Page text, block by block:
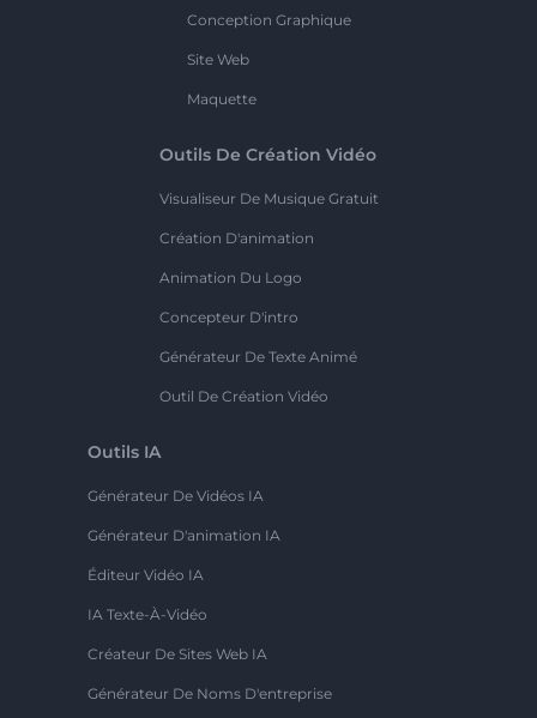
Conception Graphique
Site Web
Maquette
Outils De Création Vidéo
Visualiseur De Musique Gratuit
Création D'animation
Animation Du Logo
Concepteur D'intro
Générateur De Texte Animé
Outil De Création Vidéo
Outils IA
Générateur De Vidéos IA
Générateur D'animation IA
Éditeur Vidéo IA
IA Texte-À-Vidéo
Créateur De Sites Web IA
Générateur De Noms D'entreprise